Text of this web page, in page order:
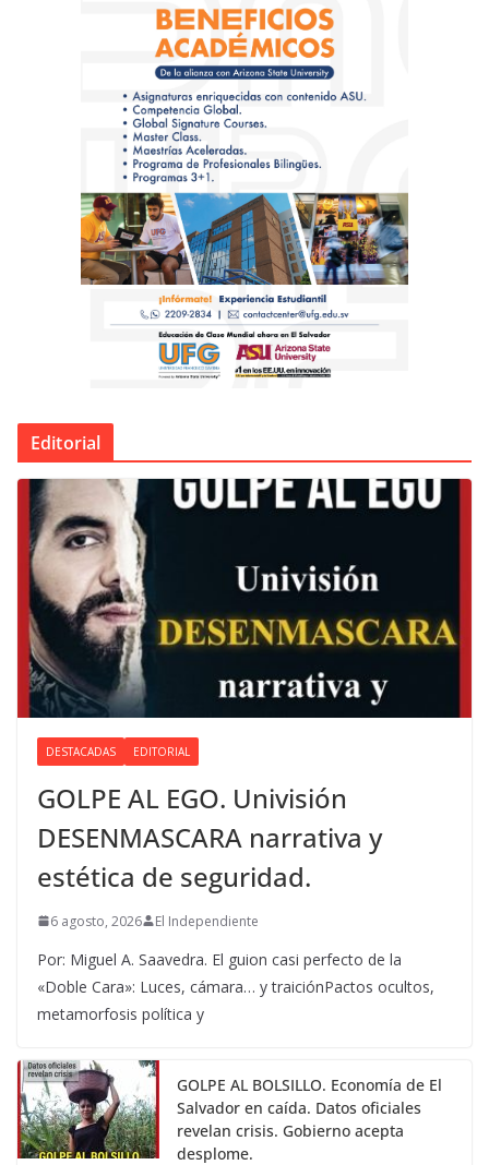
Editorial
DESTACADAS EDITORIAL
GOLPE AL EGO. Univisión
DESENMASCARA narrativa y
estética de seguridad.
6 agosto, 2026 El Independiente
Por: Miguel A. Saavedra. El guion casi perfecto de la
«Doble Cara»: Luces, cámara… y traiciónPactos ocultos,
metamorfosis política y
GOLPE AL BOLSILLO. Economía de El
Salvador en caída. Datos oficiales
revelan crisis. Gobierno acepta
desplome.